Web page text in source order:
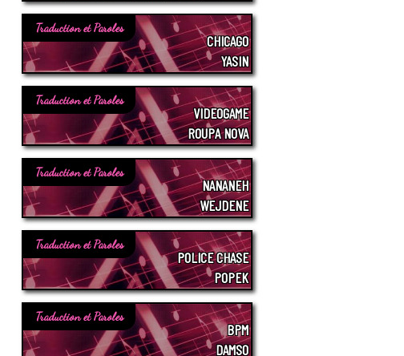
Traduction et Paroles
CHICAGO
YASIN
Traduction et Paroles
VIDEOGAME
ROUPA NOVA
Traduction et Paroles
NANANEH
WEJDENE
Traduction et Paroles
POLICE CHASE
POPEK
Traduction et Paroles
BPM
DAMSO